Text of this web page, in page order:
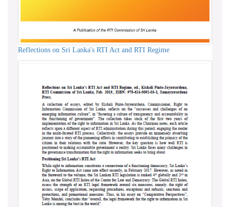
Reflections on Sri Lanka's RTI Act and RTI Regime